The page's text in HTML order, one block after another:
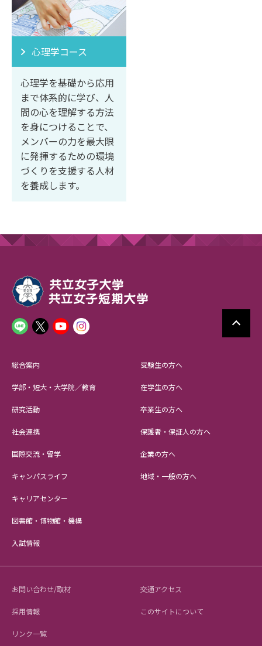
心理学コース
心理学を基礎から応用
まで体系的に学び、人
間の心を理解する方法
を身につけることで、
メンバーの力を最大限
に発揮するための環境
づくりを支援する人材
を養成します。
総合案内
学部・短大・大学院／教育
研究活動
社会連携
国際交流・留学
キャンパスライフ
キャリアセンター
図書館・博物館・機構
入試情報
受験生の方へ
在学生の方へ
卒業生の方へ
保護者・保証人の方へ
企業の方へ
地域・一般の方へ
お問い合わせ/取材 交通アクセス
採用情報 このサイトについて
リンク一覧